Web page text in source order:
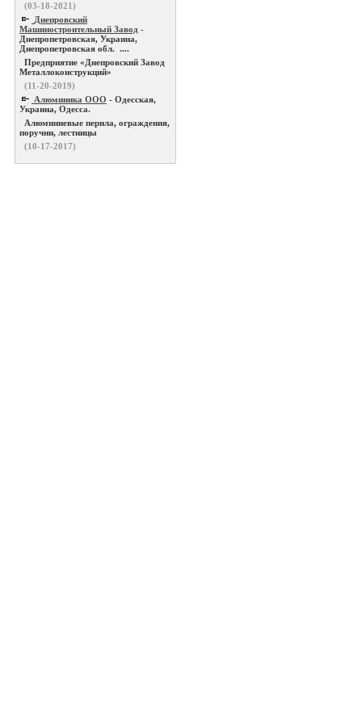
(03-18-2021)
Днепровский
Машиностроительный Завод -
Днепропетровская, Украина,
Днепропетровская обл. ....
Предприятие «Днепровский Завод
Металлоконструкций»
(11-20-2019)
Алюминика ООО - Одесская,
Украина, Одесса.
Алюминиевые перила, ограждения,
поручни, лестницы
(10-17-2017)